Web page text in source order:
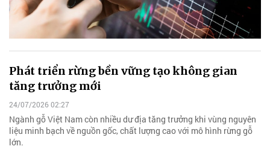
Phát triển rừng bền vững tạo không gian
tăng trưởng mới
24/07/2026 02:27
Ngành gỗ Việt Nam còn nhiều dư địa tăng trưởng khi vùng nguyên
liệu minh bạch về nguồn gốc, chất lượng cao với mô hình rừng gỗ
lớn.